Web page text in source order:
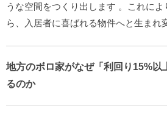
うな空間をつくり出します 。これに
ら、入居者に喜ばれる物件へと生まれ
地方のボロ家がなぜ「利回り15%以
るのか